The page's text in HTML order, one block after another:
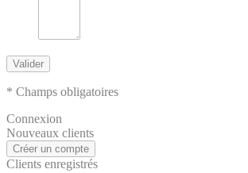
Valider
* Champs obligatoires
Connexion
Nouveaux clients
Créer un compte
Clients enregistrés